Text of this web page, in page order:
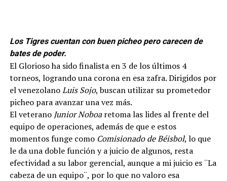
Los Tigres cuentan con buen picheo pero carecen de
bates de poder.
El Glorioso ha sido finalista en 3 de los últimos 4
torneos, logrando una corona en esa zafra. Dirigidos por
el venezolanoLuis Sojo, buscan utilizar su prometedor
picheo para avanzar una vez más.
El veterano Junior Noboaretoma las lides al frente del
equipo de operaciones, además de que e estos
momentos funge como Comisionado de Béisbol, lo que
le da una doble función y a juicio de algunos, resta
efectividad a su labor gerencial, aunque a mi juicio es ¨La
cabeza de un equipo¨, por lo que no valoro esa